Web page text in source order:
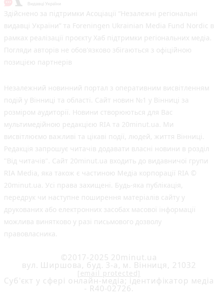
Здійснено за підтримки Асоціації “Незалежні регіональні
видавці України” та Foreningen Ukrainian Media Fund Nordic в
рамках реалізації проєкту Хаб підтримки регіональних медіа.
Погляди авторів не обов'язково збігаються з офіційною
позицією партнерів
Незалежний новинний портал з оперативним висвітленням
подій у Вінниці та області. Сайт новин №1 у Вінниці за
розміром аудиторії. Новини створюються для Вас
мультимедійною редакцією RIA та 20minut.ua. Ми
висвітлюємо важливі та цікаві події, людей, життя Вінниці.
Редакція запрошує читачів додавати власні новини в розділ
"Від читачів". Сайт 20minut.ua входить до видавничої групи
RIA Media, яка також є частиною Медіа корпорації RIA ©
20minut.ua. Усі права захищені. Будь-яка публiкацiя,
передрук чи наступне поширення матеріалів сайту у
друкованих або електронних засобах масової інформації
можлива винятково у разі письмового дозволу
правовласника.
©2017-2025 20minut.ua
вул. Ширшова, буд. 3-а, м. Вінниця, 21032
[email protected]
Cуб'єкт у сфері онлайн-медіа; ідентифікатор медіа
- R40-02726.